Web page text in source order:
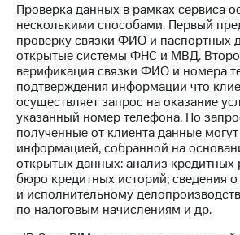
капитал
Контроль
и
аудит
Рынок
акций
Описание
Программа
приобретения
Порядок
выкупа
акций
Дивиденды
Рынок
Проверка данных в рамках сервиса
несколькими способами. Первый
проверку связки ФИО и паспортных
открытые системы ФНС и МВД.
верификация связки ФИО и номера
подтверждения информации что
осуществляет запрос на оказание
указанный номер телефона. По
полученные от клиента данные
информацией, собранной на
открытых данных: анализ
бюро кредитных историй; сведения о
и исполнительному
по налоговым начислениям и др.